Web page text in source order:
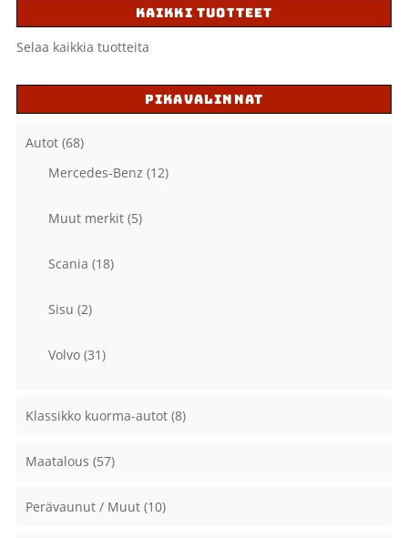
KAIKKI TUOTTEET
Selaa kaikkia tuotteita
PIKAVALINNAT
Autot (68)
Mercedes-Benz (12)
Muut merkit (5)
Scania (18)
Sisu (2)
Volvo (31)
Klassikko kuorma-autot (8)
Maatalous (57)
Perävaunut / Muut (10)